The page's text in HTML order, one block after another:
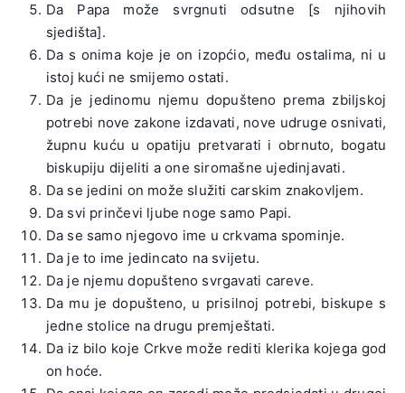
Da Papa može svrgnuti odsutne [s njihovih
sjedišta].
Da s onima koje je on izopćio, među ostalima, ni u
istoj kući ne smijemo ostati.
Da je jedinomu njemu dopušteno prema zbiljskoj
potrebi nove zakone izdavati, nove udruge osnivati,
župnu kuću u opatiju pretvarati i obrnuto, bogatu
biskupiju dijeliti a one siromašne ujedinjavati.
Da se jedini on može služiti carskim znakovljem.
Da svi prinčevi ljube noge samo Papi.
Da se samo njegovo ime u crkvama spominje.
Da je to ime jedincato na svijetu.
Da je njemu dopušteno svrgavati careve.
Da mu je dopušteno, u prisilnoj potrebi, biskupe s
jedne stolice na drugu premještati.
Da iz bilo koje Crkve može rediti klerika kojega god
on hoće.